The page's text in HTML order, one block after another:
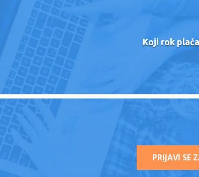
Koji rok
PRIJAVI SE